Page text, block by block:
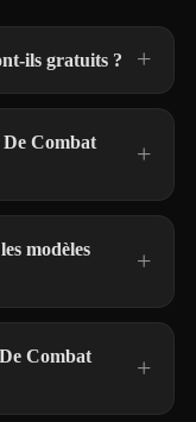
ils gratuits ?
De Combat
modèles
Combat